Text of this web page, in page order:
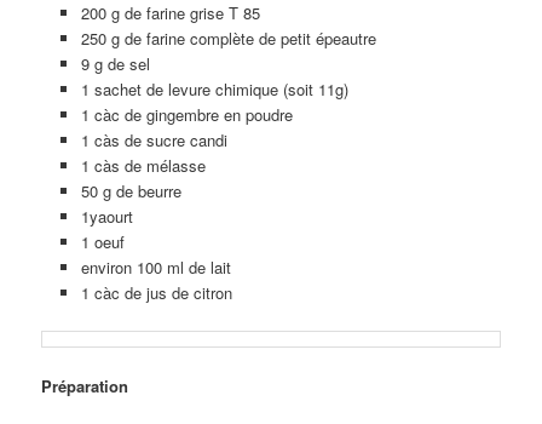
200 g de farine grise T 85
250 g de farine complète de petit épeautre
9 g de sel
1 sachet de levure chimique (soit 11g)
1 càc de gingembre en poudre
1 càs de sucre candi
1 càs de mélasse
50 g de beurre
1yaourt
1 oeuf
environ 100 ml de lait
1 càc de jus de citron
Préparation